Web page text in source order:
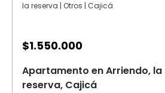
la reserva | Otros | Cajicá
$1.550.000
Apartamento en Arriendo, la
reserva, Cajicá